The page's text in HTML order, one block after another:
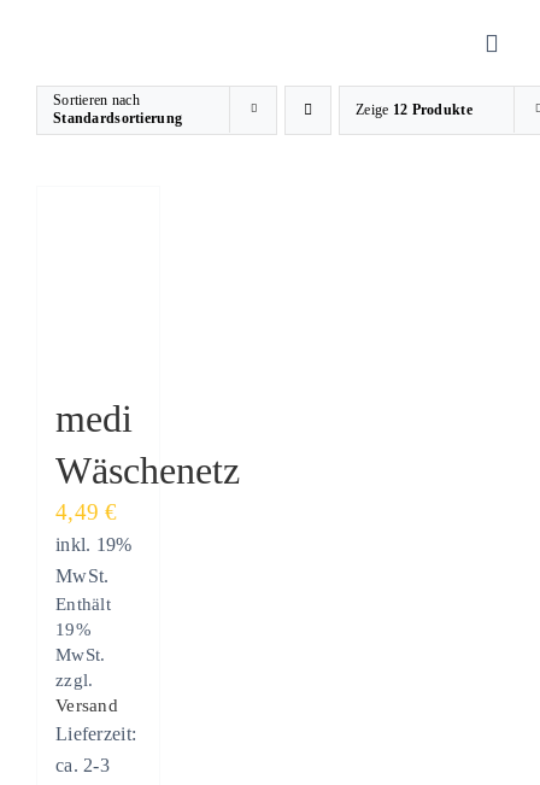
Sanitätshaus
Produkte
Sortieren nach
Standardsortierung
Zeige 12 Produkte
medi
Wäschenetz
4,49€
inkl. 19%
MwSt.
Enthält
19%
MwSt.
zzgl.
Versand
Lieferzeit:
ca. 2-3